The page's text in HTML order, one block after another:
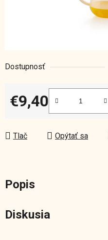
Dostupnosť
€9,40
Jednotková cena:
Tlač Opýtať sa
Popis
Diskusia